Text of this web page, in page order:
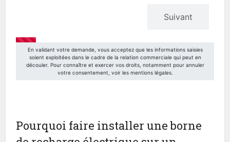
Pourquoi faire installer une borne